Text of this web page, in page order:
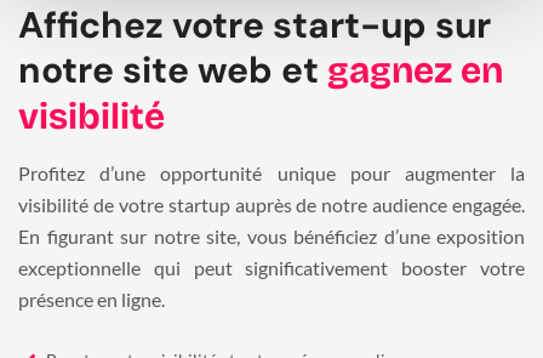
Affichez votre start-up sur
notre site web et gagnez en
visibilité
Profitez d’une opportunité unique pour augmenter la
visibilité de votre startup auprès de notre audience engagée.
En figurant sur notre site, vous bénéficiez d’une exposition
exceptionnelle qui peut significativement booster votre
présence en ligne.